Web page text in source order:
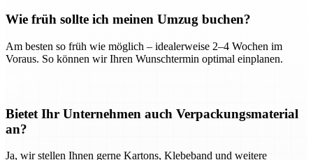
Wie früh sollte ich meinen Umzug buchen?
Am besten so früh wie möglich – idealerweise 2–4 Wochen im
Voraus. So können wir Ihren Wunschtermin optimal einplanen.
Bietet Ihr Unternehmen auch Verpackungsmaterial
an?
Ja, wir stellen Ihnen gerne Kartons, Klebeband und weitere